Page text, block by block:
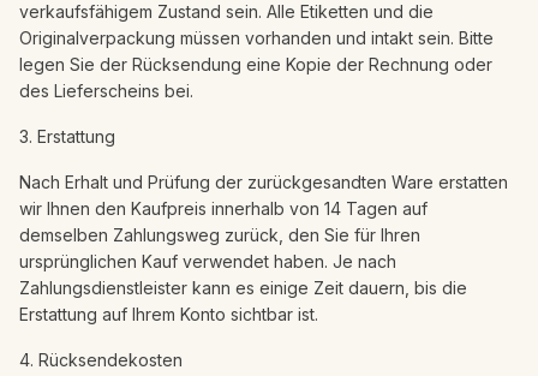
verkaufsfähigem Zustand sein. Alle Etiketten und die
Originalverpackung müssen vorhanden und intakt sein. Bitte
legen Sie der Rücksendung eine Kopie der Rechnung oder
des Lieferscheins bei.
3. Erstattung
Nach Erhalt und Prüfung der zurückgesandten Ware erstatten
wir Ihnen den Kaufpreis innerhalb von 14 Tagen auf
demselben Zahlungsweg zurück, den Sie für Ihren
ursprünglichen Kauf verwendet haben. Je nach
Zahlungsdienstleister kann es einige Zeit dauern, bis die
Erstattung auf Ihrem Konto sichtbar ist.
4. Rücksendekosten